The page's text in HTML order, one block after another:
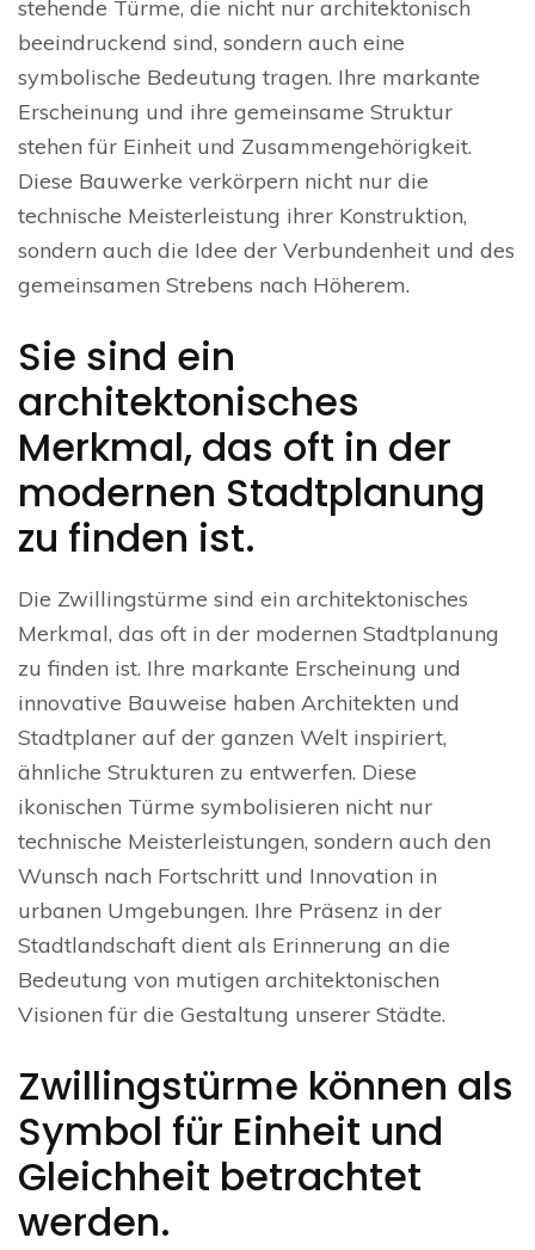
stehende Türme, die nicht nur architektonisch
beeindruckend sind, sondern auch eine
symbolische Bedeutung tragen. Ihre markante
Erscheinung und ihre gemeinsame Struktur
stehen für Einheit und Zusammengehörigkeit.
Diese Bauwerke verkörpern nicht nur die
technische Meisterleistung ihrer Konstruktion,
sondern auch die Idee der Verbundenheit und des
gemeinsamen Strebens nach Höherem.
Sie sind ein
architektonisches
Merkmal, das oft in der
modernen Stadtplanung
zu finden ist.
Die Zwillingstürme sind ein architektonisches
Merkmal, das oft in der modernen Stadtplanung
zu finden ist. Ihre markante Erscheinung und
innovative Bauweise haben Architekten und
Stadtplaner auf der ganzen Welt inspiriert,
ähnliche Strukturen zu entwerfen. Diese
ikonischen Türme symbolisieren nicht nur
technische Meisterleistungen, sondern auch den
Wunsch nach Fortschritt und Innovation in
urbanen Umgebungen. Ihre Präsenz in der
Stadtlandschaft dient als Erinnerung an die
Bedeutung von mutigen architektonischen
Visionen für die Gestaltung unserer Städte.
Zwillingstürme können als
Symbol für Einheit und
Gleichheit betrachtet
werden.